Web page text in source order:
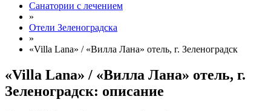
Санатории с лечением
»
Отели Зеленоградска
»
«Villa Lana» / «Вилла Лана» отель, г. Зеленоградск
«Villa Lana» / «Вилла Лана» отель, г.
Зеленоградск: описание